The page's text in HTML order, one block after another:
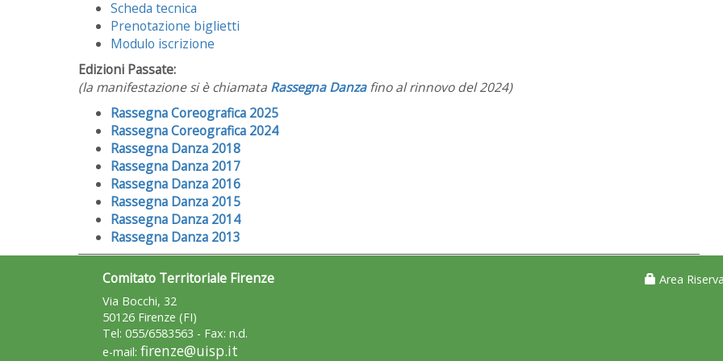
Scheda tecnica
Prenotazione biglietti
Modulo iscrizione
Edizioni Passate:
(la manifestazione si è chiamata Rassegna Danzafino al rinnovo del 2024)
Rassegna Coreografica 2025
Rassegna Coreografica 2024
Rassegna Danza 2018
Rassegna Danza 2017
Rassegna Danza 2016
Rassegna Danza 2015
Rassegna Danza 2014
Rassegna Danza 2013
Comitato Territoriale Firenze
Via Bocchi, 32
50126 Firenze (FI)
Tel: 055/6583563 - Fax: n.d.
e-mail: firenze@uisp.it
Area